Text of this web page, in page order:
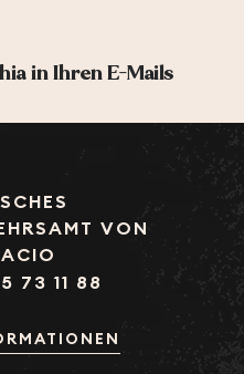
in Ihren E-Mails
VON
73 11 88